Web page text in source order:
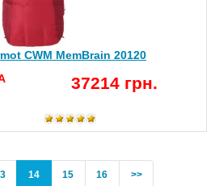
CWM MemBrain 20120
37214 грн.
14(current)
15 16 >>